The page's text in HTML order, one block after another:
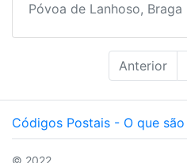
Póvoa de Lanhoso, Braga
Anterior
Códigos Postais - O que são
© 2022